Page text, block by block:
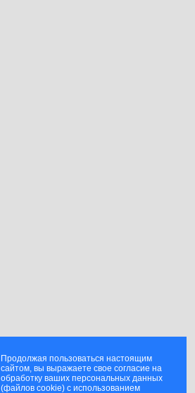
Продолжая пользоваться настоящим
сайтом, вы выражаете свое согласие на
обработку ваших персональных данных
(файлов cookie) с использованием